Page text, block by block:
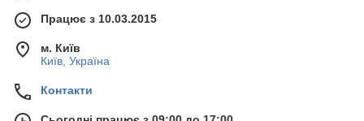
нас, отримавши повну консультацію.
Також рекомендуємо уважно переглянути суміжні
категорії товарів:
чутливими до пошкоджень вантажами.
Сталеві канатні стропи— універсальне рішення
Працює з 10.03.2015
м. Київ
Київ, Україна
Контакти